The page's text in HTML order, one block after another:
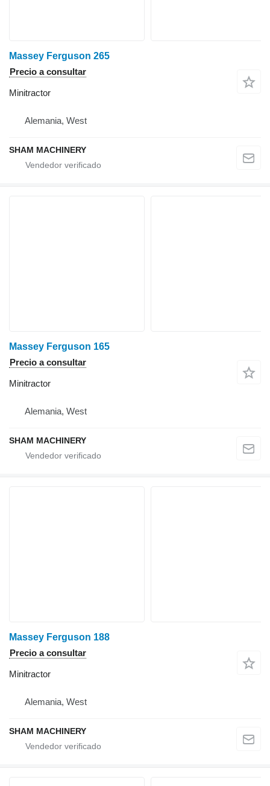
Massey Ferguson 265
Precio a consultar
Minitractor
Alemania, West
SHAM MACHINERY
Massey Ferguson 165
Precio a consultar
Minitractor
Alemania, West
SHAM MACHINERY
Massey Ferguson 188
Precio a consultar
Minitractor
Alemania, West
SHAM MACHINERY